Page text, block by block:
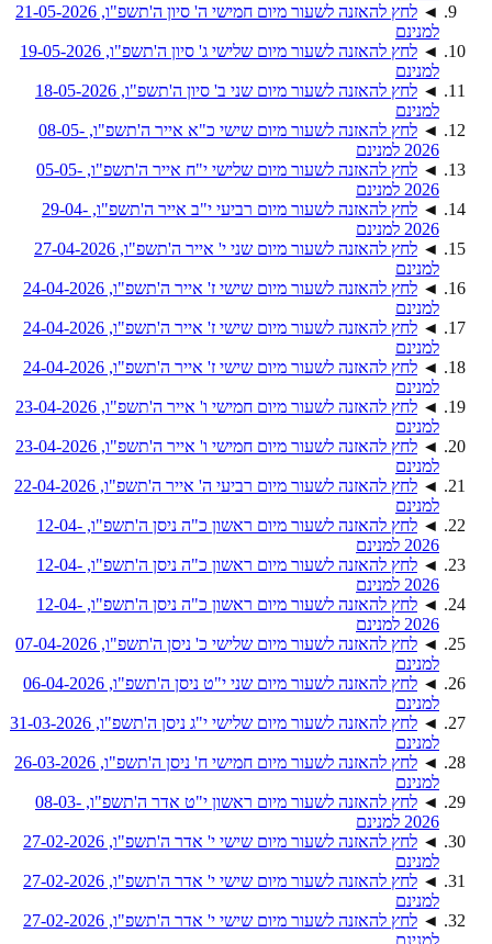
◄
לחץ להאזנה לשעור מיום חמישי ה' סיון ה'תשפ"ו, 21-05-2026
למנינם
◄
לחץ להאזנה לשעור מיום שלישי ג' סיון ה'תשפ"ו, 19-05-2026
למנינם
◄
לחץ להאזנה לשעור מיום שני ב' סיון ה'תשפ"ו, 18-05-2026
למנינם
◄
לחץ להאזנה לשעור מיום שישי כ"א אייר ה'תשפ"ו, 08-05-
2026 למנינם
◄
לחץ להאזנה לשעור מיום שלישי י"ח אייר ה'תשפ"ו, 05-05-
2026 למנינם
◄
לחץ להאזנה לשעור מיום רביעי י"ב אייר ה'תשפ"ו, 29-04-
2026 למנינם
◄
לחץ להאזנה לשעור מיום שני י' אייר ה'תשפ"ו, 27-04-2026
למנינם
◄
לחץ להאזנה לשעור מיום שישי ז' אייר ה'תשפ"ו, 24-04-2026
למנינם
◄
לחץ להאזנה לשעור מיום שישי ז' אייר ה'תשפ"ו, 24-04-2026
למנינם
◄
לחץ להאזנה לשעור מיום שישי ז' אייר ה'תשפ"ו, 24-04-2026
למנינם
◄
לחץ להאזנה לשעור מיום חמישי ו' אייר ה'תשפ"ו, 23-04-2026
למנינם
◄
לחץ להאזנה לשעור מיום חמישי ו' אייר ה'תשפ"ו, 23-04-2026
למנינם
◄
לחץ להאזנה לשעור מיום רביעי ה' אייר ה'תשפ"ו, 22-04-2026
למנינם
◄
לחץ להאזנה לשעור מיום ראשון כ"ה ניסן ה'תשפ"ו, 12-04-
2026 למנינם
◄
לחץ להאזנה לשעור מיום ראשון כ"ה ניסן ה'תשפ"ו, 12-04-
2026 למנינם
◄
לחץ להאזנה לשעור מיום ראשון כ"ה ניסן ה'תשפ"ו, 12-04-
2026 למנינם
◄
לחץ להאזנה לשעור מיום שלישי כ' ניסן ה'תשפ"ו, 07-04-2026
למנינם
◄
לחץ להאזנה לשעור מיום שני י"ט ניסן ה'תשפ"ו, 06-04-2026
למנינם
◄
לחץ להאזנה לשעור מיום שלישי י"ג ניסן ה'תשפ"ו, 31-03-2026
למנינם
◄
לחץ להאזנה לשעור מיום חמישי ח' ניסן ה'תשפ"ו, 26-03-2026
למנינם
◄
לחץ להאזנה לשעור מיום ראשון י"ט אדר ה'תשפ"ו, 08-03-
2026 למנינם
◄
לחץ להאזנה לשעור מיום שישי י' אדר ה'תשפ"ו, 27-02-2026
למנינם
◄
לחץ להאזנה לשעור מיום שישי י' אדר ה'תשפ"ו, 27-02-2026
למנינם
◄
לחץ להאזנה לשעור מיום שישי י' אדר ה'תשפ"ו, 27-02-2026
למנינם